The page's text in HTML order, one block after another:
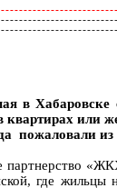
в
или
партнерство
где жильцы